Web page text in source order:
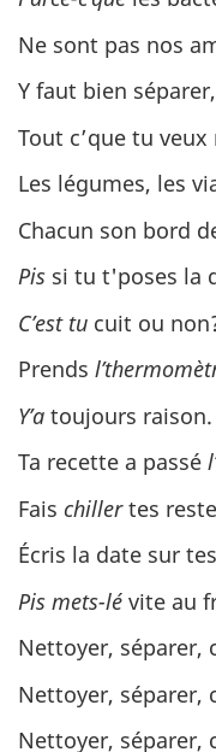
Ne sont pas nos
Y faut bien séparer,
Tout c’que tu
Les légumes, les
Chacun son bord
Pis si tu t'poses la
C’est tu cuit ou
Prends
Y’a toujours raison.
Ta recette a passé
Fais chillertes
Écris la date sur
Pis mets-lé vite au
Nettoyer, séparer,
Nettoyer, séparer,
Nettoyer, séparer,